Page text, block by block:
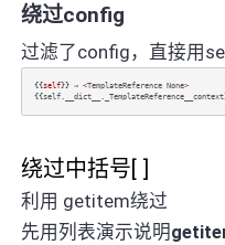
绕过config
过滤了config，直接用
{{self}} ⇒ <TemplateReference None>
{{self. __dict__ . _TemplateReference__context
绕过中括号[ ]
利用 getitem绕过
先用列表演示说明